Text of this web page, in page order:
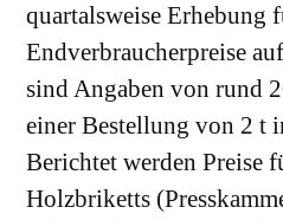
quartalsweise Erhebung
Endverbraucherpreise
sind Angaben von rund
einer Bestellung von 2 t
Berichtet werden Preise
Holzbriketts